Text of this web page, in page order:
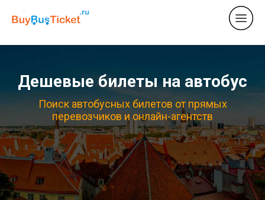
Дешевые билеты на автобус
Поиск автобусных билетов от прямых
перевозчиков и онлайн-агентств